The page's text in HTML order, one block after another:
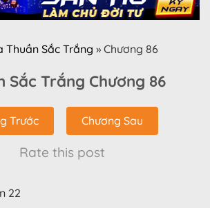
Thuần Sắc Trắng » Chương 86
Sắc Trắng Chương 86
Trước Chương Sau
Rate this post
22